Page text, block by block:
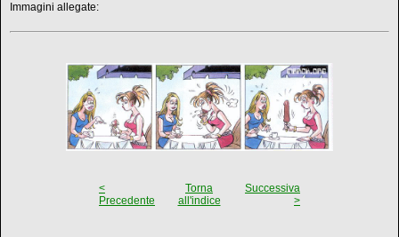
Immagini allegate:
<
Precedente
Torna
all'indice
Successiva
>